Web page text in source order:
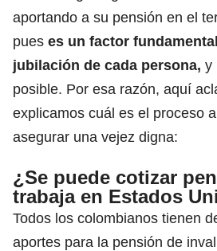
aportando a su pensión en el
pues es un factor
jubilación de cada persona, y
posible. Por esa razón, aquí
explicamos cuál es el proceso
asegurar una vejez digna:
¿Se puede cotizar
trabaja en Estados
Todos los colombianos tienen
aportes para la pensión de